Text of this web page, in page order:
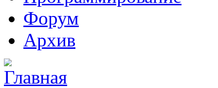
Форум
Архив